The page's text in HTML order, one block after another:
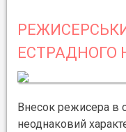
ЕСТРАДНОГО
Внесок режисера в
неоднаковий